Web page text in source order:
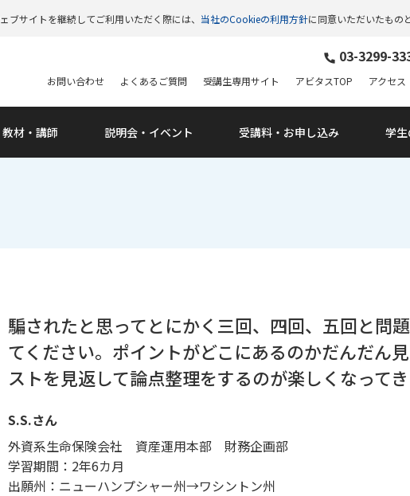
サイトを継続してご利用いただく際には、 当社のCookieの利用方針に同意いただいたもの
03-3299-
材・講師 説明会・ イベント 受講料・ お申し込み 学
お問い合わせ よくあるご質問 受講生専用サイト アビタスTOP アクセス
騙されたと思ってとにかく三回、四回、五回と問
てください。ポイントがどこにあるのかだんだん
ストを見返して論点整理をするのが楽しくなってき
S.S.さん
外資系生命保険会社 資産運用本部 財務企画部
学習期間：2年6カ月
出願州：ニューハンプシャー州→ワシントン州